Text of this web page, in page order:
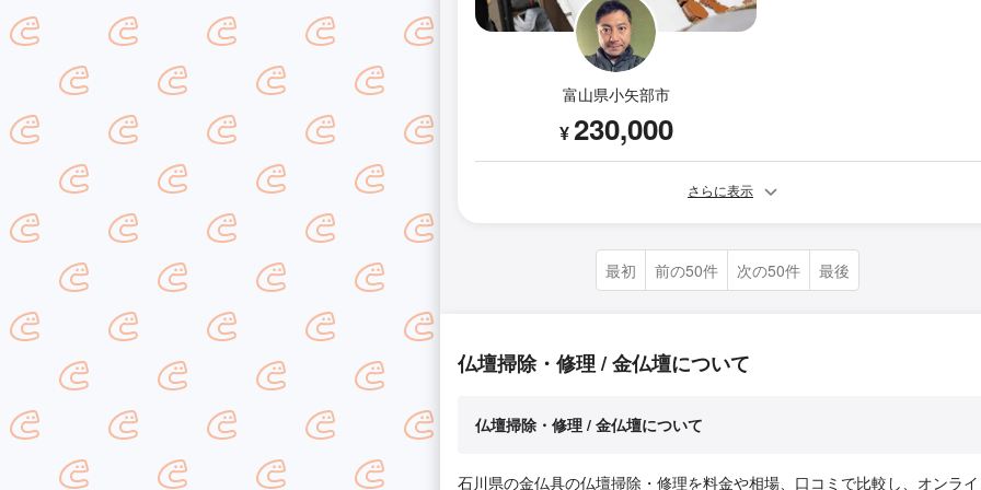
富山県小矢部市
¥230,000
さらに表示
最初 前の50件 次の50件 最後
仏壇掃除・修理 / 金仏壇について
仏壇掃除・修理 / 金仏壇について
石川県の金仏具の仏壇掃除・修理を料金や相場、口コミで比較し、オンラ